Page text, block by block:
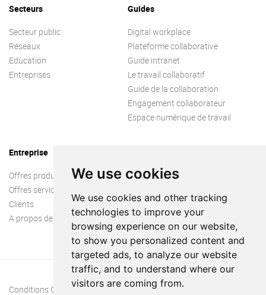
We use cookies
We use cookies and other tracking
technologies to improve your
browsing experience on our website,
to show you personalized content and
targeted ads, to analyze our website
traffic, and to understand where our
visitors are coming from.
Secteurs
Secteur public
Réseaux
Education
Entreprises
Guides
Digital workplace
Plateforme collaborative
Guide intranet
Le travail collaboratif
Guide de la collaboration
Engagement collaborateur
Espace numérique de travail
Entreprise
Offres produit
Offres services
Clients
A propos de nous
Conditions Générales